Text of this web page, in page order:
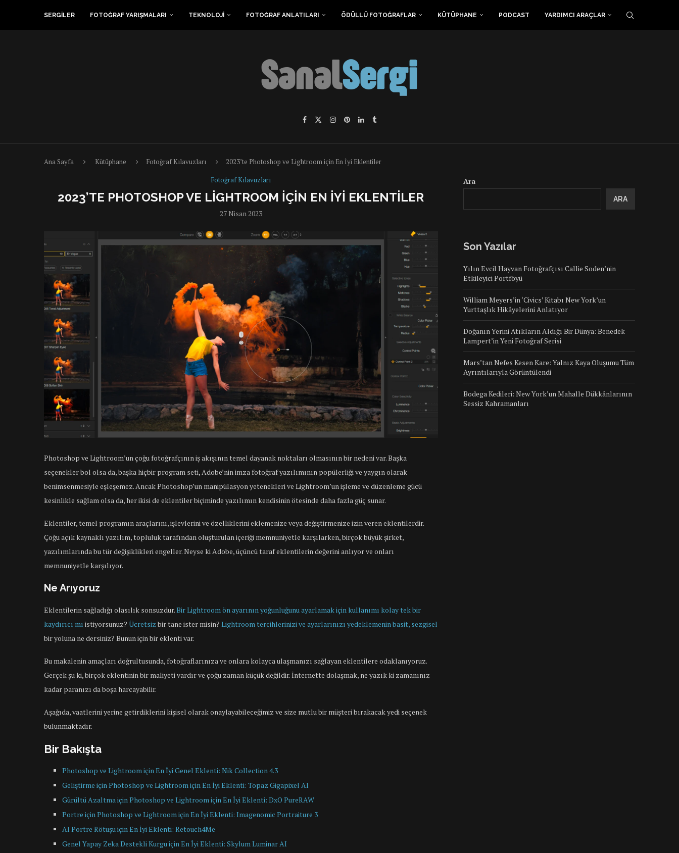
SERGİLER FOTOĞRAF YARIŞMALARI TEKNOLOJİ FOTOĞRAF ANLATILARI ÖDÜLLÜ FOTOĞRAFLAR KÜTÜPHANE PODCAST YARDIMCI ARAÇLAR
Ana Sayfa Kütüphane Fotoğraf Kılavuzları
2023’te Photoshop ve Lightroom için En İyi Eklentiler
Fotoğraf Kılavuzları
2023’TE PHOTOSHOP VE LIGHTROOM IÇIN EN İYI EKLENTILER
27 Nisan 2023
Photoshop ve Lightroom’un çoğu fotoğrafçının iş akışının temel dayanak noktaları olmasının bir nedeni var. Başka
seçenekler bol olsa da, başka hiçbir program seti, Adobe’nin imza fotoğraf yazılımının popülerliği ve yaygın olarak
benimsenmesiyle eşleşemez. Ancak Photoshop’un manipülasyon yetenekleri ve Lightroom’un işleme ve düzenleme gücü
kesinlikle sağlam olsa da, her ikisi de eklentiler biçiminde yazılımın kendisinin ötesinde daha fazla güç sunar.
Eklentiler, temel programın araçlarını, işlevlerini ve özelliklerini eklemenize veya değiştirmenize izin veren eklentilerdir.
Çoğu açık kaynaklı yazılım, topluluk tarafından oluşturulan içeriği memnuniyetle karşılarken, birçok büyük şirket,
yazılımlarında bu tür değişiklikleri engeller. Neyse ki Adobe, üçüncü taraf eklentilerin değerini anlıyor ve onları
memnuniyetle karşılıyor.
Ne Arıyoruz
Eklentilerin sağladığı olasılık sonsuzdur.Bir Lightroom ön ayarının yoğunluğunu ayarlamak için kullanımı kolay tek bir
kaydırıcı mı istiyorsunuz? Ücretsiz bir tane ister misin? Lightroom tercihlerinizi ve ayarlarınızı yedeklemenin basit, sezgisel
bir yoluna ne dersiniz? Bunun için bir eklenti var.
Bu makalenin amaçları doğrultusunda, fotoğraflarınıza ve onlara kolayca ulaşmanızı sağlayan eklentilere odaklanıyoruz.
Gerçek şu ki, birçok eklentinin bir maliyeti vardır ve çoğu zaman küçük değildir. İnternette dolaşmak, ne yazık ki zamanınız
kadar paranızı da boşa harcayabilir.
Aşağıda, vaatlerini yerine getirdiklerini kişisel olarak onaylayabileceğimiz ve size mutlu bir müşteri bırakacak yedi seçenek
bulunmaktadır.
Bir Bakışta
Photoshop ve Lightroom için En İyi Genel Eklenti: Nik Collection 4.3
Geliştirme için Photoshop ve Lightroom için En İyi Eklenti: Topaz Gigapixel AI
Gürültü Azaltma için Photoshop ve Lightroom için En İyi Eklenti: DxO PureRAW
Portre için Photoshop ve Lightroom için En İyi Eklenti: Imagenomic Portraiture 3
AI Portre Rötuşu için En İyi Eklenti: Retouch4Me
Genel Yapay Zeka Destekli Kurgu için En İyi Eklenti: Skylum Luminar AI
Ara
ARA
Son Yazılar
Yılın Evcil Hayvan Fotoğrafçısı Callie Soden’nin
Etkileyici Portföyü
William Meyers’in ‘Civics’ Kitabı New York’un
Yurttaşlık Hikâyelerini Anlatıyor
Doğanın Yerini Atıkların Aldığı Bir Dünya: Benedek
Lampert’in Yeni Fotoğraf Serisi
Mars’tan Nefes Kesen Kare: Yalnız Kaya Oluşumu Tüm
Ayrıntılarıyla Görüntülendi
Bodega Kedileri: New York’un Mahalle Dükkânlarının
Sessiz Kahramanları